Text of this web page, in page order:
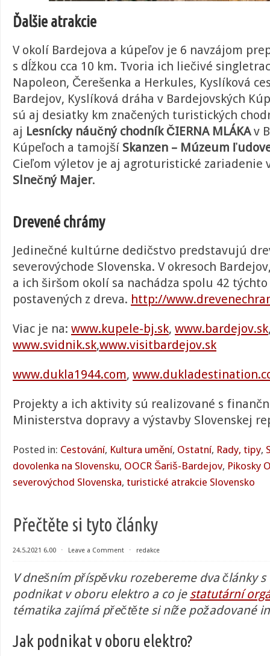
Ďalšie atrakcie
V okolí Bardejova a kúpeľov je 6 navzájom
s dĺžkou cca 10 km. Tvoria ich liečivé
Napoleon, Čerešenka a Herkules, Kyslíková
Bardejov, Kyslíková dráha v Bardejovských
sú aj desiatky km značených turistických
aj Lesnícky náučný chodník ČIERNA MLÁKAv
Kúpeľoch a tamojší Skanzen – Múzeum
Cieľom výletov je aj agroturistické zariadenie
Slnečný Majer.
Drevené chrámy
Jedinečné kultúrne dedičstvo predstavujú
severovýchode Slovenska. V okresoch
a ich širšom okolí sa nachádza spolu 42
postavených z dreva. http://
Viac je na: www.kupele-bj.sk, www.bardejov.sk
www.svidnik.sk,www.visitbardejov.sk
www.dukla1944.com,
Projekty a ich aktivity sú realizované s
Ministerstva dopravy a výstavby Slovenskej
Posted in: Cestování, Kultura umění, Ostatní, Rady, tipy,
dovolenka na Slovensku, OOCR Šariš-Bardejov, Pikosky
severovýchod Slovenska, turistické atrakcie Slovensko
Přečtěte si tyto články
24.5.2021 6.00 ⋅ Leave a Comment ⋅ redakce
V dnešním příspěvku rozebereme dva články
podnikat v oboru elektro a co je statutární
tématika zajímá přečtěte si níže požadované
Jak podnikat v oboru elektro?